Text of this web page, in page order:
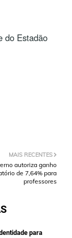
do Estadão
MAIS RECENTES
autoriza ganho
de 7,64% para
professores
para